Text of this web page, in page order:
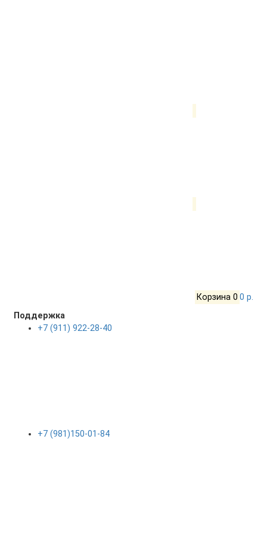
Корзина 0 0 р.
Поддержка
+7 (911) 922-28-40
+7 (981)150-01-84